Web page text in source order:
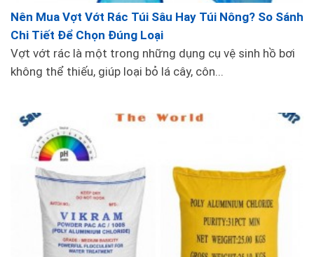
Nên Mua Vợt Vớt Rác Túi Sâu Hay Túi Nông? So Sánh
Chi Tiết Để Chọn Đúng Loại
Vợt vớt rác là một trong những dụng cụ vệ sinh hồ bơi
không thể thiếu, giúp loại bỏ lá cây, côn...